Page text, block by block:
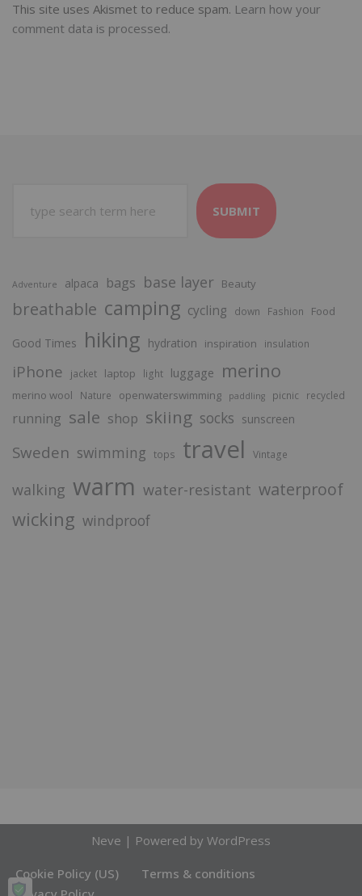
This site uses Akismet to reduce spam. Learn how your
comment data is processed.
SUBMIT
Adventure alpaca bags base layer Beauty
breathable camping cycling down Fashion Food
Good Times hiking hydration inspiration insulation
iPhone jacket laptop light luggage merino
merino wool Nature openwaterswimming paddling picnic recycled
running sale shop skiing socks sunscreen
Sweden swimming tops travel Vintage
walking warm water-resistant waterproof
wicking windproof
Neve | Powered by WordPress
Cookie Policy (US)
Terms & conditions